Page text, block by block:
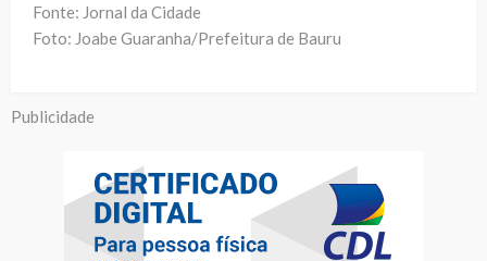
Fonte: Jornal da Cidade
Foto: Joabe Guaranha/Prefeitura de Bauru
Publicidade